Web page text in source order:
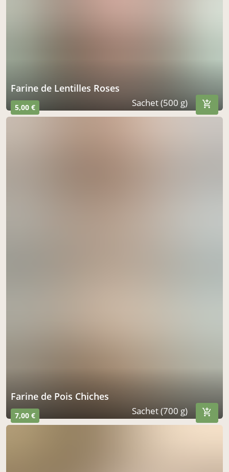
Farine de Lentilles Roses
5,00 € Sachet (500 g)
Farine de Pois Chiches
7,00 € Sachet (700 g)